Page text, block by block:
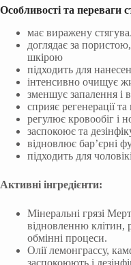
Особливості та переваги
має виражену
доглядає за
шкірою
підходить для
інтенсивно очищує
зменшує запалення і
сприяє регенерації
регулює кровообіг і
заспокоює та
відновлює бар’єрні
підходить для
Активні інгредієнти:
Мінеральні грязі
відновленню клітин,
обмінні процеси.
Олії лемонграссу,
заспокоюють і